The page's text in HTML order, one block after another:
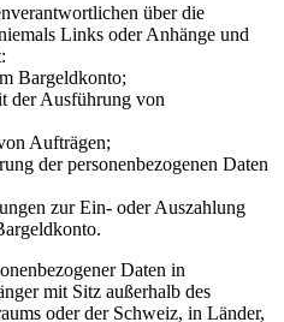
über die
Links oder Anhänge und
Bargeldkonto;
der Ausführung von
Aufträgen;
der personenbezogenen Daten
zur Ein- oder Auszahlung
Daten in
mit Sitz außerhalb des
oder der Schweiz, in Länder,